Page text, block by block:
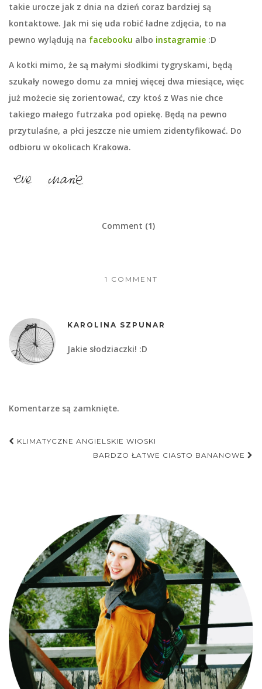
takie urocze jak z dnia na dzień coraz bardziej są
kontaktowe. Jak mi się uda robić ładne zdjęcia, to na
pewno wylądują na facebooku albo instagramie :D
A kotki mimo, że są małymi słodkimi tygryskami, będą
szukały nowego domu za mniej więcej dwa miesiące, więc
już możecie się zorientować, czy ktoś z Was nie chce
takiego małego futrzaka pod opiekę. Będą na pewno
przytulaśne, a płci jeszcze nie umiem zidentyfikować. Do
odbioru w okolicach Krakowa.
Comment (1)
1 COMMENT
KAROLINA SZPUNAR
Jakie słodziaczki! :D
Komentarze są zamknięte.
Nawigacja
KLIMATYCZNE ANGIELSKIE WIOSKI
BARDZO ŁATWE CIASTO BANANOWE